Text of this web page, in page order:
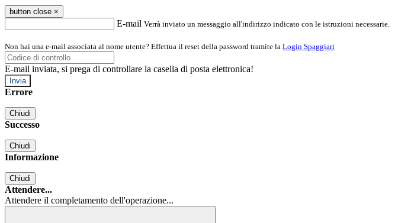
button close ×
E-mail Verrà inviato un messaggio all'indirizzo indicato con le istruzioni necessarie.
Non hai una e-mail associata al nome utente? Effettua il reset della password tramite la Login Spaggiari
E-mail inviata, si prega di controllare la casella di posta elettronica!
Errore
Chiudi
Successo
Chiudi
Informazione
Chiudi
Attendere...
Attendere il completamento dell'operazione...